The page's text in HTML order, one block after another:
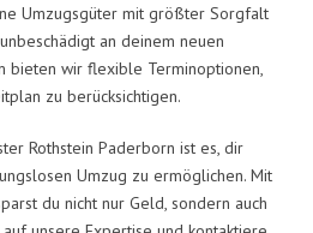
Umzugsgüter mit größter Sorgfalt
an deinem neuen
bieten wir flexible Terminoptionen,
zu berücksichtigen.
Rothstein Paderborn ist es, dir
Umzug zu ermöglichen. Mit
du nicht nur Geld, sondern auch